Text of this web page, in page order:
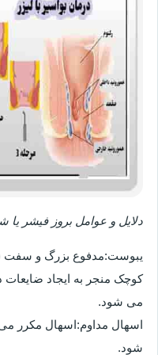
دلایل و عوامل بروز فیشر
یبوست:مدفوع بزرگ و سفت
کوچک منجر به ایجاد
می شود.
اسهال مداوم:اسهال مکرر
شود.